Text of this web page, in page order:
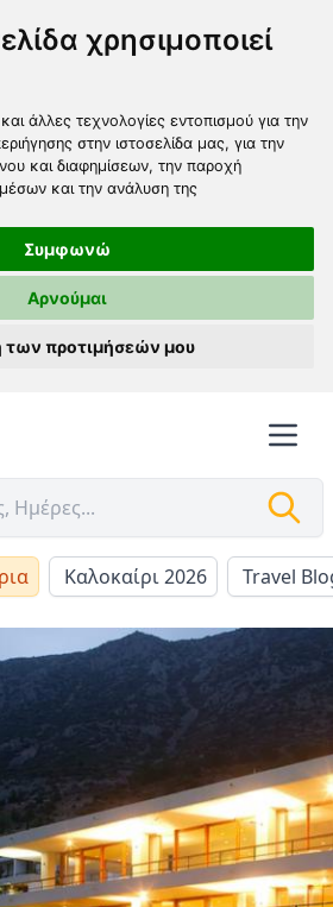
χρησιμοποιεί
άλλες τεχνολογίες εντοπισμού για την
στην ιστοσελίδα μας, για την
και διαφημίσεων, την παροχή
και την ανάλυση της
Συμφωνώ
Αρνούμαι
των προτιμήσεών μου
Καλοκαίρι 2026 Travel